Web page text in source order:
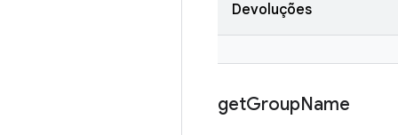
Devoluções
getGroupName